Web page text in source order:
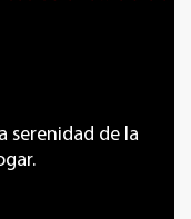
serenidad de la